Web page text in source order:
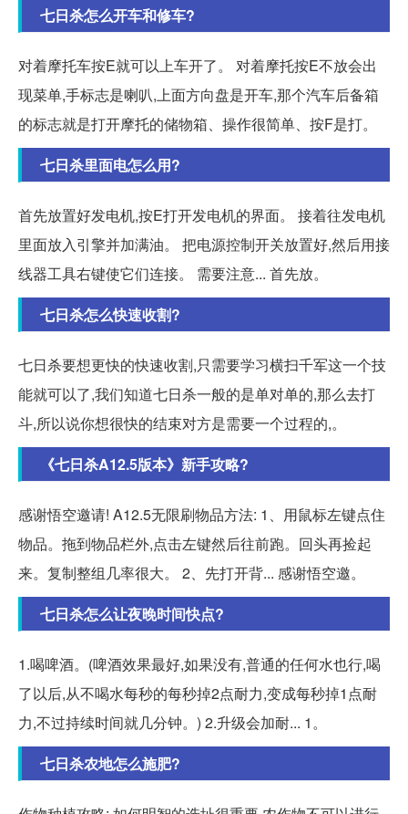
七日杀怎么开车和修车?
对着摩托车按E就可以上车开了。 对着摩托按E不放会出
现菜单,手标志是喇叭,上面方向盘是开车,那个汽车后备箱
的标志就是打开摩托的储物箱、操作很简单、按F是打。
七日杀里面电怎么用?
首先放置好发电机,按E打开发电机的界面。 接着往发电机
里面放入引擎并加满油。 把电源控制开关放置好,然后用接
线器工具右键使它们连接。 需要注意... 首先放。
七日杀怎么快速收割?
七日杀要想更快的快速收割,只需要学习横扫千军这一个技
能就可以了,我们知道七日杀一般的是单对单的,那么去打
斗,所以说你想很快的结束对方是需要一个过程的,。
《七日杀A12.5版本》新手攻略?
感谢悟空邀请! A12.5无限刷物品方法: 1、用鼠标左键点住
物品。拖到物品栏外,点击左键然后往前跑。回头再捡起
来。复制整组几率很大。 2、先打开背... 感谢悟空邀。
七日杀怎么让夜晚时间快点?
1.喝啤酒。(啤酒效果最好,如果没有,普通的任何水也行,喝
了以后,从不喝水每秒的每秒掉2点耐力,变成每秒掉1点耐
力,不过持续时间就几分钟。) 2.升级会加耐... 1。
七日杀农地怎么施肥?